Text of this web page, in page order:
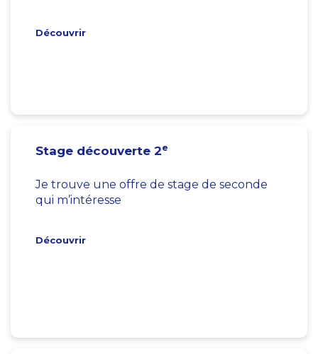
Découvrir
Stage découverte 2e
Je trouve une offre de stage de seconde
qui m’intéresse
Découvrir